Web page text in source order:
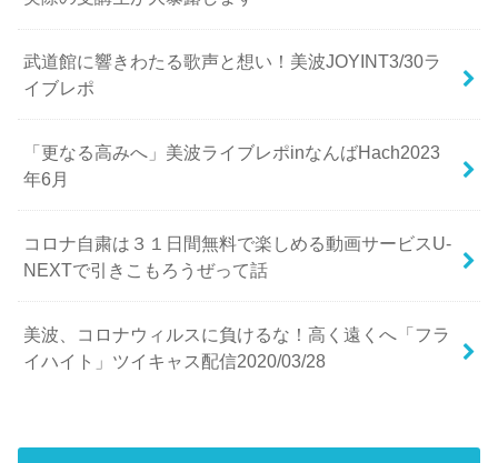
武道館に響きわたる歌声と想い！美波JOYINT3/30ラ
イブレポ
「更なる高みへ」美波ライブレポinなんばHach2023
年6月
コロナ自粛は３１日間無料で楽しめる動画サービスU-
NEXTで引きこもろうぜって話
美波、コロナウィルスに負けるな！高く遠くへ「フラ
イハイト」ツイキャス配信2020/03/28